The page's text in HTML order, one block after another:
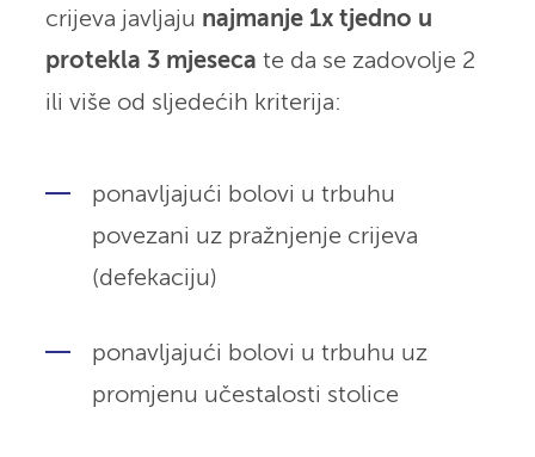
crijeva javljaju najmanje 1x tjedno u
protekla 3 mjeseca te da se zadovolje 2
ili više od sljedećih kriterija:
ponavljajući bolovi u trbuhu
povezani uz pražnjenje crijeva
(defekaciju)
ponavljajući bolovi u trbuhu uz
promjenu učestalosti stolice